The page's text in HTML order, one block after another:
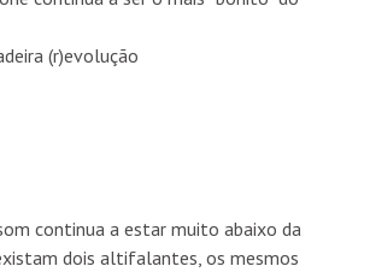
(r)evolução
continua a estar muito abaixo da
dois altifalantes, os mesmos